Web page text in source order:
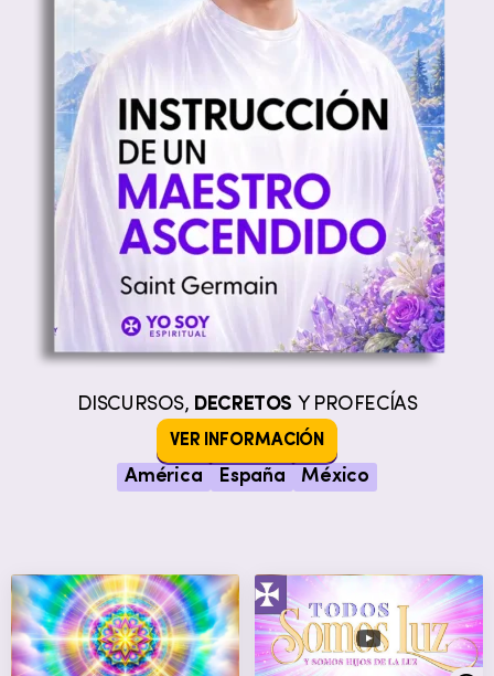
DISCURSOS, DECRETOS Y PROFECÍAS
VER INFORMACIÓN
América España México